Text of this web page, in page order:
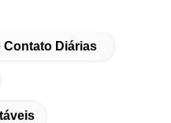
Contato Diárias